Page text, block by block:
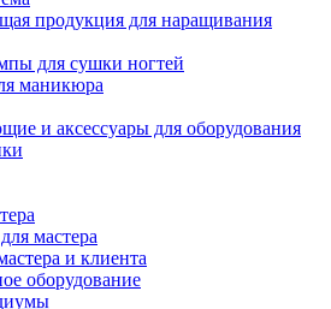
продукция для наращивания
для сушки ногтей
маникюра
и аксессуары для оборудования
мастера
и клиента
оборудование